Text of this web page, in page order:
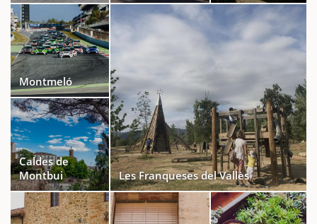
Montmeló
Caldes de
Montbui
Les Franqueses del Vallès